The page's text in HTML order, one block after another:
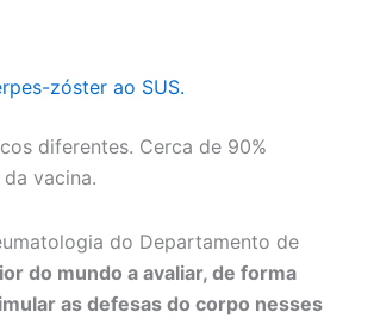
zóster ao SUS.
diferentes. Cerca de 90%
vacina.
do Departamento de
do mundo a avaliar, de forma
as defesas do corpo nesses